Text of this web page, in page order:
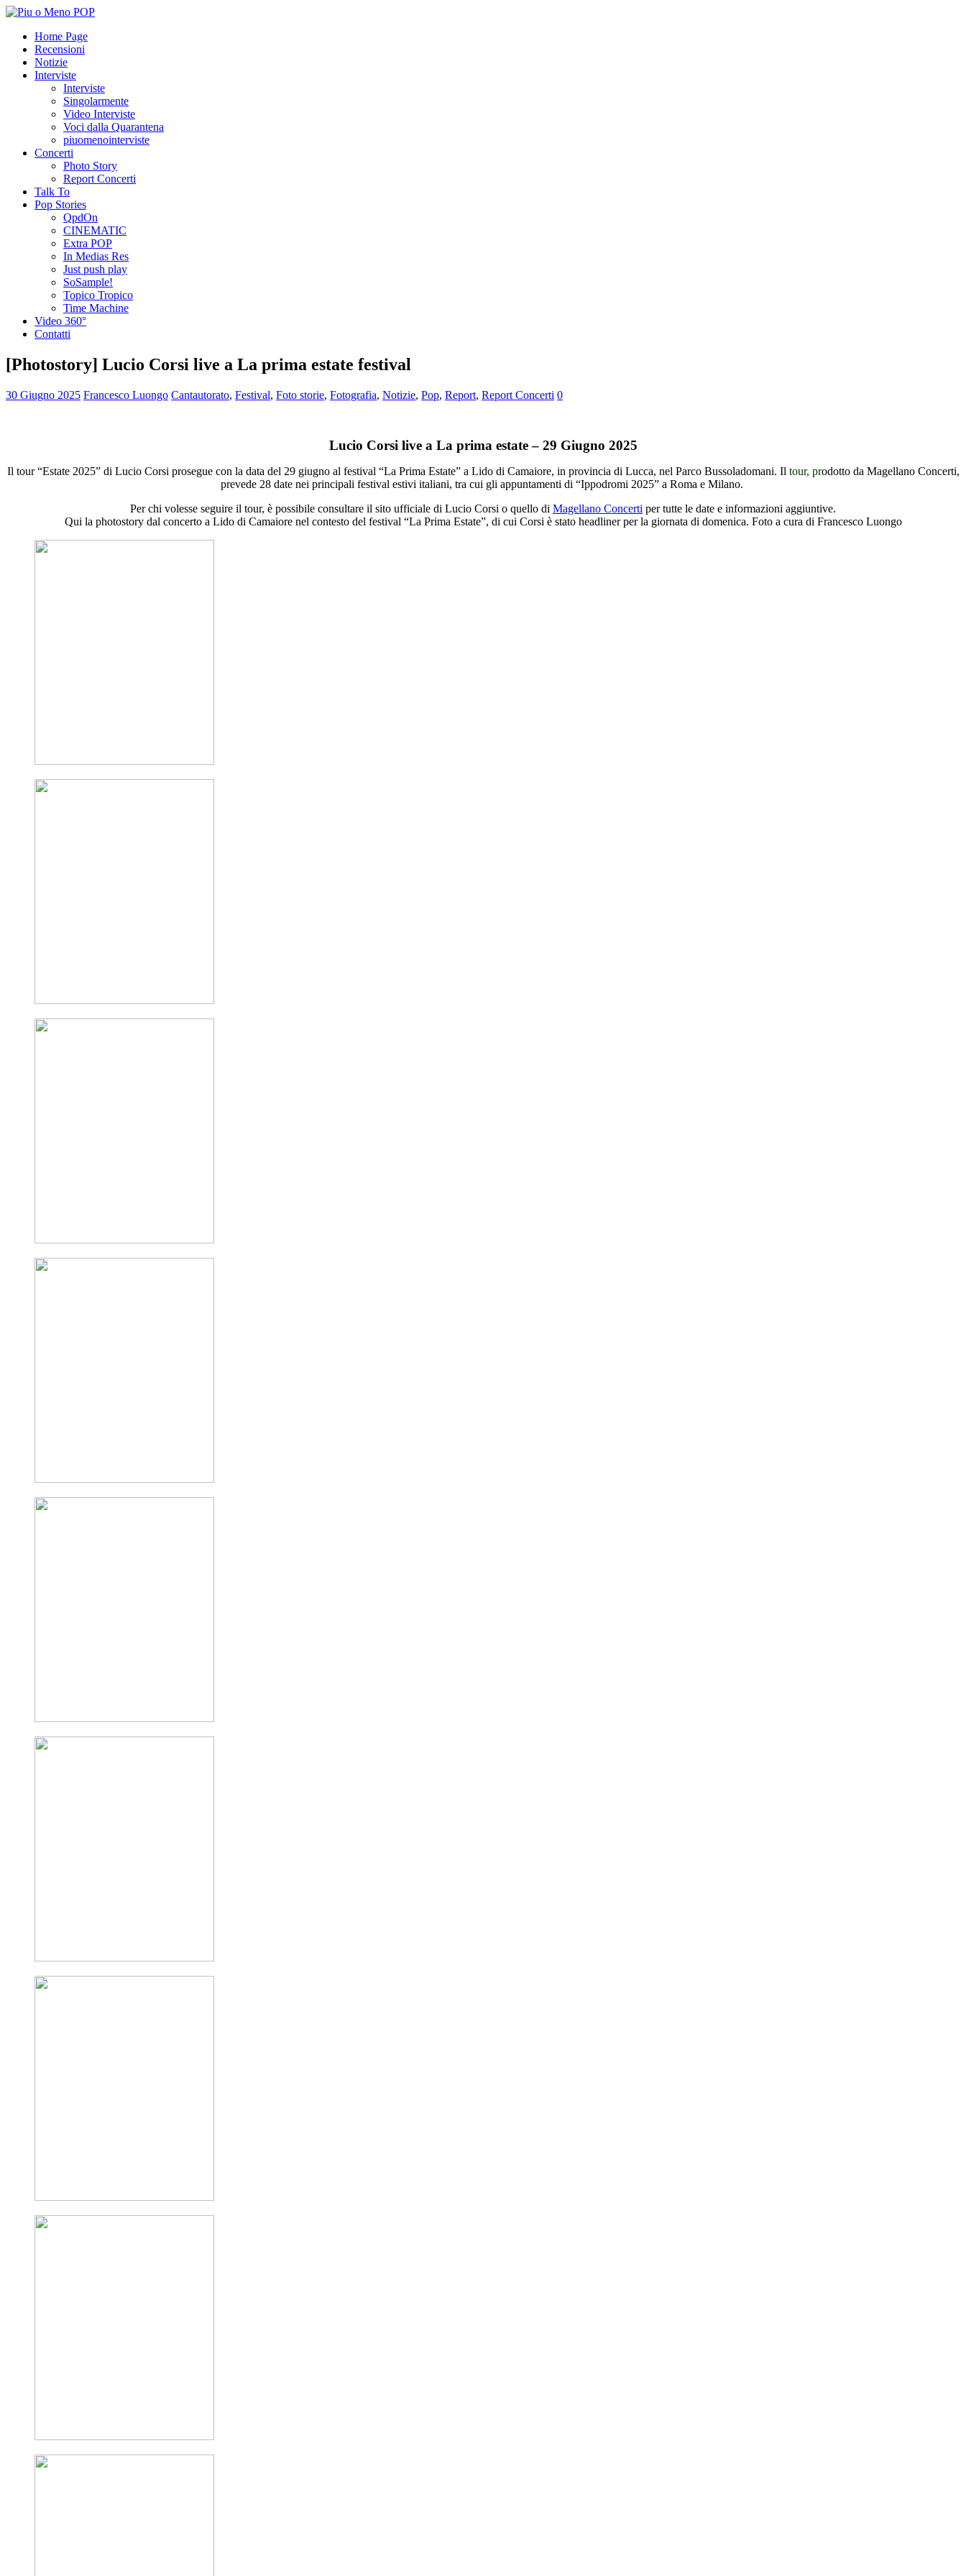
Home Page
Recensioni
Notizie
Interviste
Interviste
Singolarmente
Video Interviste
Voci dalla Quarantena
piuomenointerviste
Concerti
Photo Story
Report Concerti
Talk To
Pop Stories
QpdOn
CINEMATIC
Extra POP
In Medias Res
Just push play
SoSample!
Topico Tropico
Time Machine
Video 360°
Contatti
[Photostory] Lucio Corsi live a La prima estate festival
30 Giugno 2025 Francesco Luongo Cantautorato, Festival, Foto storie, Fotografia, Notizie, Pop, Report, Report Concerti 0
Lucio Corsi live a La prima estate – 29 Giugno 2025
Il tour “Estate 2025” di Lucio Corsi prosegue con la data del 29 giugno al festival “La Prima Estate” a Lido di Camaiore, in provincia di Lucca, nel Parco Bussoladomani. Il tour, prodotto da Magellano Concerti,
prevede 28 date nei principali festival estivi italiani, tra cui gli appuntamenti di “Ippodromi 2025” a Roma e Milano.
Per chi volesse seguire il tour, è possibile consultare il sito ufficiale di Lucio Corsi o quello di Magellano Concerti per tutte le date e informazioni aggiuntive.
Qui la photostory dal concerto a Lido di Camaiore nel contesto del festival “La Prima Estate”, di cui Corsi è stato headliner per la giornata di domenica. Foto a cura di Francesco Luongo